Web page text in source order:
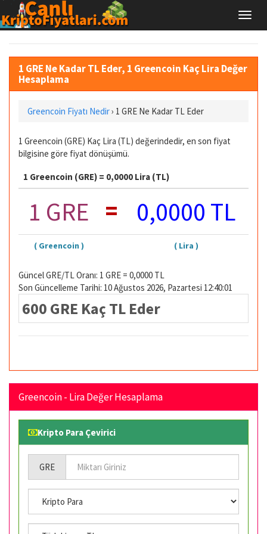
1 GRE Ne Kadar TL Eder, 1 Greencoin Kaç Lira Değer
Hesaplama
Greencoin Fiyatı Nedir› 1 GRE Ne Kadar TL Eder
1 Greencoin (GRE) Kaç Lira (TL) değerindedir, en son fiyat
bilgisine göre fiyat dönüşümü.
1 Greencoin (GRE) = 0,0000 Lira (TL)
1 GRE = 0,0000 TL
( Greencoin ) ( Lira )
Güncel GRE/TL Oranı: 1 GRE = 0,0000 TL
Son Güncelleme Tarihi: 10 Ağustos 2026, Pazartesi 12:40:01
600 GRE Kaç TL Eder
Greencoin - Lira Değer Hesaplama
Kripto Para Çevirici
GRE